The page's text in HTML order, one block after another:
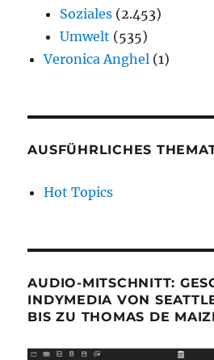
Soziales (2.453)
Umwelt (535)
Veronica Anghel (1)
AUSFÜHRLICHES
Hot Topics
AUDIO-MITSCHNITT:
INDYMEDIA VON
BIS ZU THOMAS DE